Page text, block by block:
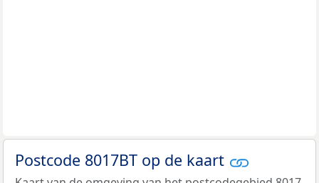
Postcode 8017BT op de kaart